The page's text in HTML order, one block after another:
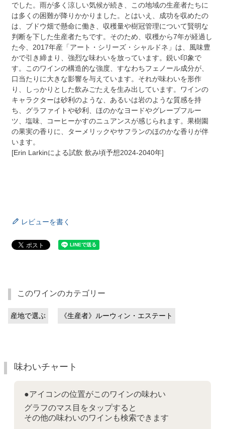
でした。雨が多く涼しい気候が続き、この地域の生産者たちに
は多くの困難が降りかかりました。とはいえ、成功を収めたの
は、ブドウ畑で懸命に働き、収穫量や樹冠管理について賢明な
判断を下した生産者たちです。そのため、収穫から7年が経過し
た今、2017年産「アート・シリーズ・シャルドネ」は、風味豊
かで引き締まり、強烈な味わいを放っています。鋭い印象で
す。このワインの構造的な強度、すなわちフェノール成分が、
口当たりに大きな影響を与えています。それが味わいを形作
り、しっかりとした飲みごたえを生み出しています。ワインの
キャラクターは砂利のような、あるいは岩のような質感を持
ち、グラファイトや砂利、ほのかなヨードやグレープフルー
ツ、塩味、コーヒーかすのニュアンスが感じられます。果樹園
の果実の香りに、ターメリックやサフランのほのかな香りが伴
います。
[Erin Larkinによる試飲 飲み頃予想2024-2040年]
レビューを書く
このワインのカテゴリー
産地で選ぶ 《生産者》ルーウィン・エステート
味わいチャート
●アイコンの位置がこのワインの味わい
グラフのマス目をタップすると
その他の味わいのワインも検索できます